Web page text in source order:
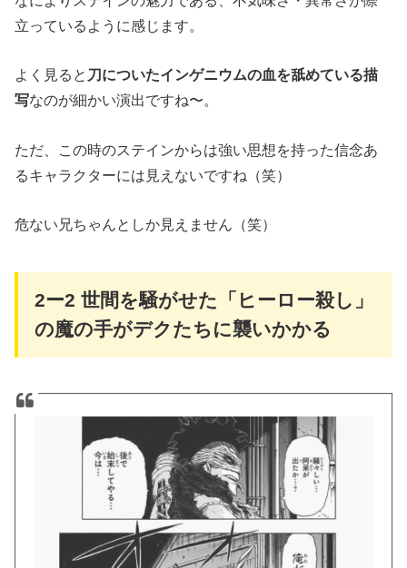
立っているように感じます。
よく見ると 刀についたインゲニウムの血を舐めている描
写なのが細かい演出ですね〜。
ただ、この時のステインからは強い思想を持った信念あ
るキャラクターには見えないですね（笑）
危ない兄ちゃんとしか見えません（笑）
2ー2 世間を騒がせた「ヒーロー殺し」
の魔の手がデクたちに襲いかかる